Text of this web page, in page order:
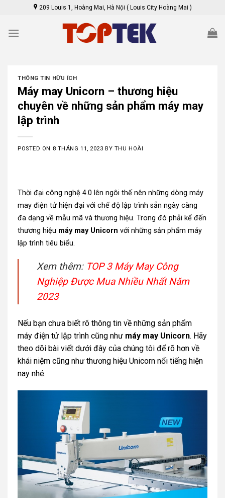
content
209 Louis 1, Hoàng Mai, Hà Nội ( Louis City Hoàng Mai )
THÔNG TIN HỮU ÍCH
Máy may Unicorn – thương hiệu
chuyên về những sản phẩm máy may
lập trình
POSTED ON 8 THÁNG 11, 2023 BY THU HOÀI
Thời đại công nghệ 4.0 lên ngôi thế nên những dòng máy
may điện tử hiện đại với chế độ lập trình sẵn ngày càng
đa dạng về mẫu mã và thương hiệu. Trong đó phải kể đến
thương hiệu máy may Unicorn với những sản phẩm máy
lập trình tiêu biểu.
Xem thêm: TOP 3 Máy May Công
Nghiệp Được Mua Nhiều Nhất Năm
2023
Nếu bạn chưa biết rõ thông tin về những sản phẩm
máy điện tử lập trình cũng như máy may Unicorn. Hãy
theo dõi bài viết dưới đây của chúng tôi để rõ hơn về
khái niệm cũng như thương hiệu Unicorn nổi tiếng hiện
nay nhé.